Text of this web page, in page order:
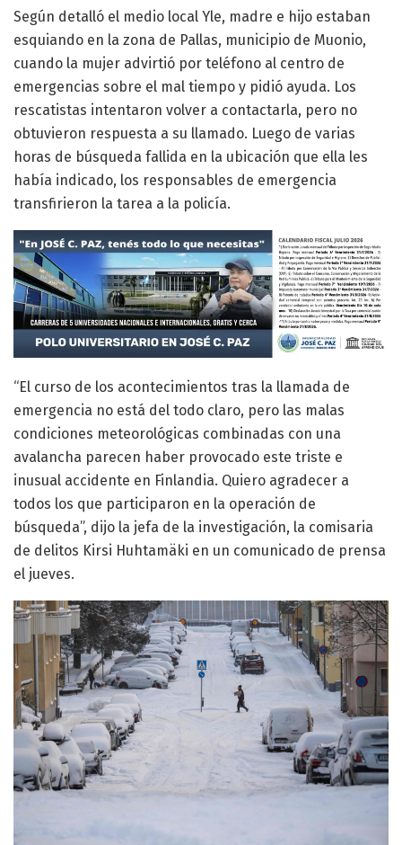
Según detalló el medio local Yle, madre e hijo estaban
esquiando en la zona de Pallas, municipio de Muonio,
cuando la mujer advirtió por teléfono al centro de
emergencias sobre el mal tiempo y pidió ayuda. Los
rescatistas intentaron volver a contactarla, pero no
obtuvieron respuesta a su llamado. Luego de varias
horas de búsqueda fallida en la ubicación que ella les
había indicado, los responsables de emergencia
transfirieron la tarea a la policía.
“El curso de los acontecimientos tras la llamada de
emergencia no está del todo claro, pero las malas
condiciones meteorológicas combinadas con una
avalancha parecen haber provocado este triste e
inusual accidente en Finlandia. Quiero agradecer a
todos los que participaron en la operación de
búsqueda”, dijo la jefa de la investigación, la comisaria
de delitos Kirsi Huhtamäki en un comunicado de prensa
el jueves.